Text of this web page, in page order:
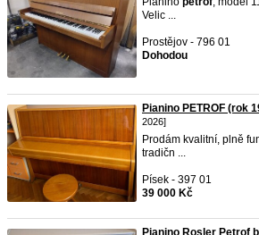
Velic ...
Prostějov - 796 01
Dohodou
Pianino PETROF (rok
2026]
Prodám kvalitní, plně
tradičn ...
Písek - 397 01
39 000 Kč
Pianino Rosler Petrof